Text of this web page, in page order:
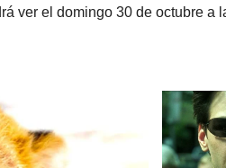
ver el domingo 30 de octubre a